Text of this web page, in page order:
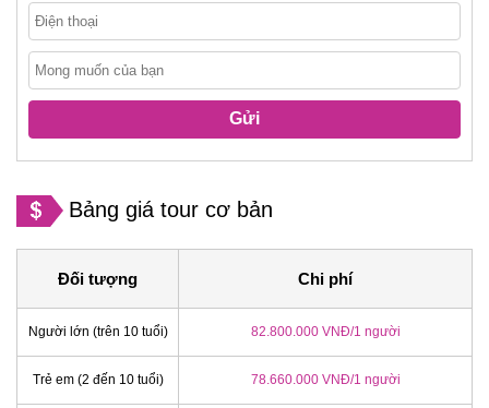
Gửi
Bảng giá tour cơ bản
Đối tượng Chi phí
Người lớn (trên 10 tuổi) 82.800.000 VNĐ/1 người
Trẻ em (2 đến 10 tuổi) 78.660.000 VNĐ/1 người